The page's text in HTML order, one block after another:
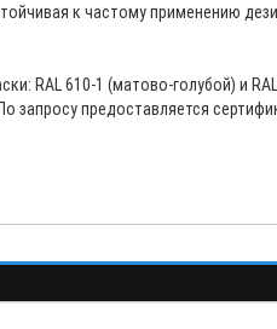
к частому применению
RAL 610-1 (матово-голубой) и
предоставляется